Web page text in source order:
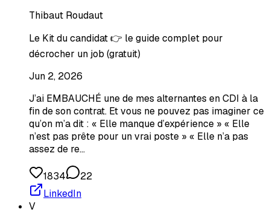
Thibaut Roudaut
Le Kit du candidat 👉 le guide complet pour
décrocher un job (gratuit)
Jun 2, 2026
J’ai EMBAUCHÉ une de mes alternantes en CDI à la
fin de son contrat. Et vous ne pouvez pas imaginer ce
qu’on m’a dit : « Elle manque d’expérience » « Elle
n’est pas prête pour un vrai poste » « Elle n’a pas
assez de re…
1834
22
LinkedIn
V